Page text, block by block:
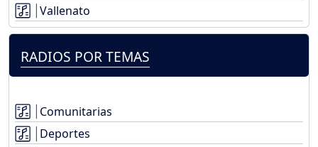
Vallenato
RADIOS POR TEMAS
Comunitarias
Deportes